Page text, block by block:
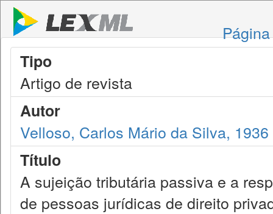
Tipo
Artigo de revista
Autor
Velloso, Carlos Mário da Silva, 1936
Título
A sujeição tributária passiva e a
de pessoas jurídicas de direito